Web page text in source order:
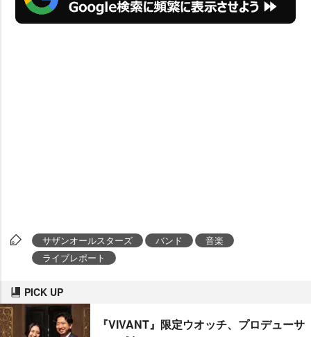
サザンオールスターズ バンド
音楽
ライブレポート
PICK UP
『VIVANT』限定ウオッチ、プロデューサ